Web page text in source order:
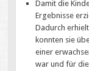
Damit die
Ergebnisse
Dadurch
konnten sie
einer
war und für